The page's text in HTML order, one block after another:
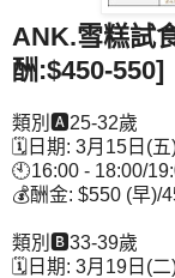
ANK.雪糕試
酬:$450-550]
類別🅰25-32歲
🗓日期: 3月15日(五
🕙16:00 - 18:00/
💰酬金: $550 (早)/
類別🅱33-39歲
🗓日期: 3月19日(二